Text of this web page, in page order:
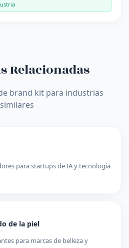
Relacionadas
brand kit para industrias
similares
para startups de IA y tecnología
de la piel
para marcas de belleza y